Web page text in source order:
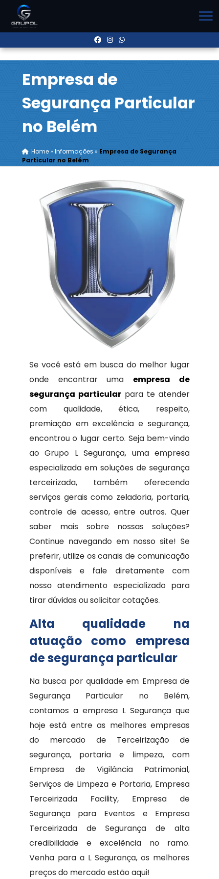
Empresa de
Segurança Particular
no Belém
Home» Informações » Empresa de Segurança
Particular no Belém
Se você está em busca do melhor lugar
onde encontrar uma empresa de
segurança particularpara te atender
com qualidade, ética, respeito,
premiação em excelência e segurança,
encontrou o lugar certo. Seja bem-vindo
ao Grupo L Segurança, uma empresa
especializada em soluções de segurança
terceirizada, também oferecendo
serviços gerais como zeladoria, portaria,
controle de acesso, entre outros. Quer
saber mais sobre nossas soluções?
Continue navegando em nosso site! Se
preferir, utilize os canais de comunicação
disponíveis e fale diretamente com
nosso atendimento especializado para
tirar dúvidas ou solicitar cotações.
Alta qualidade na
atuação como empresa
de segurança particular
Na busca por qualidade em Empresa de
Segurança Particular no Belém,
contamos a empresa L Segurança que
hoje está entre as melhores empresas
do mercado de Terceirização de
segurança, portaria e limpeza, com
Empresa de Vigilância Patrimonial,
Serviços de Limpeza e Portaria, Empresa
Terceirizada Facility, Empresa de
Segurança para Eventos e Empresa
Terceirizada de Segurança de alta
credibilidade e excelência no ramo.
Venha para a L Segurança, os melhores
preços do mercado estão aqui!